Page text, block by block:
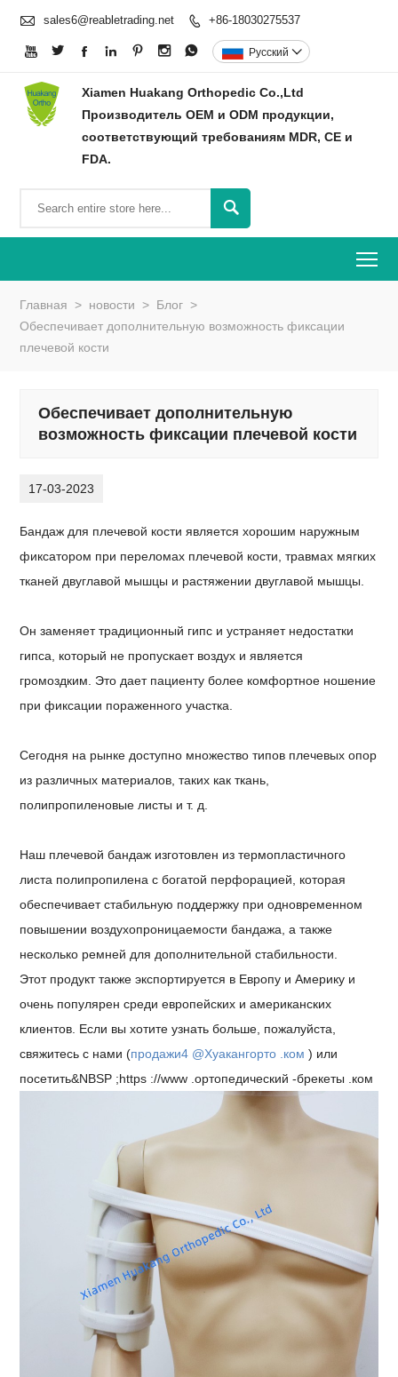
 sales6@reabletrading.net  +86-18030275537
       Pусский 
Xiamen Huakang Orthopedic Co.,Ltd
Производитель OEM и ODM продукции,
соответствующий требованиям MDR, CE и
FDA.

Главная > новости > Блог >
Обеспечивает дополнительную возможность фиксации
плечевой кости
Обеспечивает дополнительную
возможность фиксации плечевой кости
17-03-2023
Бандаж для плечевой кости является хорошим наружным
фиксатором при переломах плечевой кости, травмах мягких
тканей двуглавой мышцы и растяжении двуглавой мышцы.
Он заменяет традиционный гипс и устраняет недостатки
гипса, который не пропускает воздух и является
громоздким. Это дает пациенту более комфортное ношение
при фиксации пораженного участка.
Сегодня на рынке доступно множество типов плечевых опор
из различных материалов, таких как ткань,
полипропиленовые листы и т. д.
Наш плечевой бандаж изготовлен из термопластичного
листа полипропилена с богатой перфорацией, которая
обеспечивает стабильную поддержку при одновременном
повышении воздухопроницаемости бандажа, а также
несколько ремней для дополнительной стабильности.
Этот продукт также экспортируется в Европу и Америку и
очень популярен среди европейских и американских
клиентов. Если вы хотите узнать больше, пожалуйста,
свяжитесь с нами (продажи4 @Хуакангорто .ком) или
посетить&NBSP ;https ://www .ортопедический -брекеты .ком